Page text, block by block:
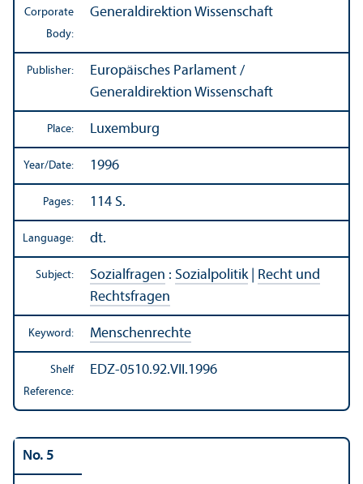
Corporate
Body:
Generaldirektion Wissenschaft
Publisher:
Europäisches Parlament /
Generaldirektion Wissenschaft
Place: Luxemburg
Year/Date: 1996
Pages: 114 S.
Language: dt.
Subject: Sozialfragen : Sozialpolitik| Recht und
Rechtsfragen
Keyword: Menschenrechte
Shelf
Reference:
EDZ-0510.92.VII.1996
No. 5